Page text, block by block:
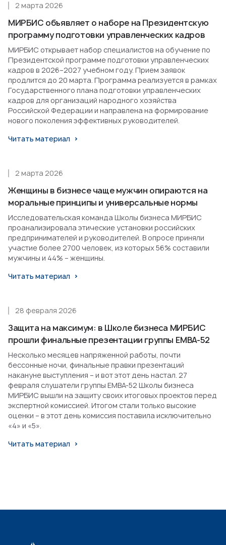
МИРБИС объявляет о наборе на Президентскую
программу подготовки управленческих кадров
2 марта 2026
МИРБИС открывает набор специалистов на обучение по
Президентской программе подготовки управленческих
кадров в 2026–2027 учебном году. Прием заявок
продлится до 20 марта. Программа реализуется в рамках
Государственного плана подготовки управленческих
кадров для организаций народного хозяйства
Российской Федерации и направлена на формирование
нового поколения эффективных руководителей.
Читать материал
Женщины в бизнесе чаще мужчин опираются на
моральные принципы и универсальные нормы
2 марта 2026
Исследовательская команда Школы бизнеса МИРБИС
проанализировала этические установки российских
предпринимателей и руководителей. В опросе приняли
участие более 2700 человек, из которых 56% составили
мужчины и 44% – женщины.
Читать материал
Защита на максимум: в Школе бизнеса МИРБИС
прошли финальные презентации группы EMBA-52
28 февраля 2026
Несколько месяцев напряженной работы, почти
бессонные ночи, финальные правки презентаций
накануне выступления – и вот этот день настал. 27
февраля слушатели группы EMBA-52 Школы бизнеса
МИРБИС вышли на защиту своих итоговых проектов перед
экспертной комиссией. Итогом стали только высокие
оценки – в этот день комиссия поставила исключительно
«4» и «5».
Читать материал